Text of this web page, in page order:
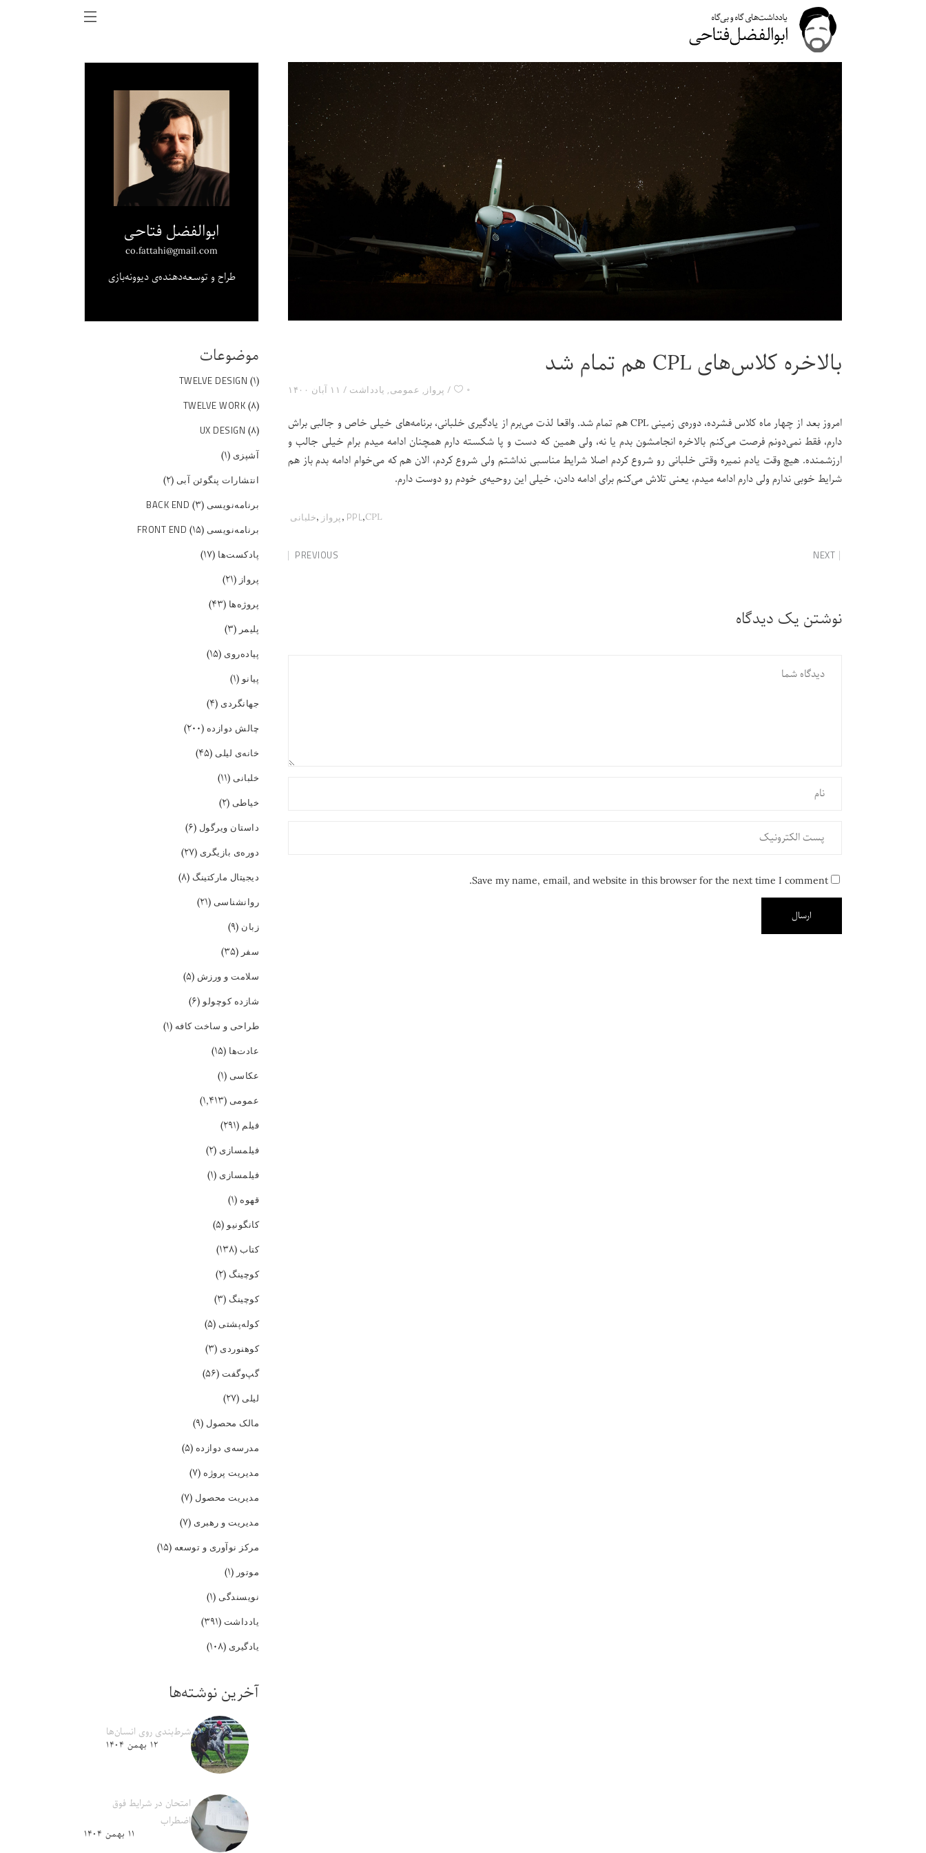
بالاخره کلاس‌های CPL هم تمام شد
۱۱ آبان ۱۴۰۰ پرواز , عمومی, یادداشت ۰
امروز بعد از چهار ماه کلاس فشرده، دوره‌ی زمینی CPL هم تمام شد. واقعا لذت می‌برم از یادگیری خلبانی، برنامه‌های خیلی خاص و جالبی براش
دارم، فقط نمی‌دونم فرصت می‌کنم بالاخره انجامشون بدم یا نه، ولی همین که دست و پا شکسته دارم همچنان ادامه میدم برام خیلی جالب و
ارزشمنده. هیچ وقت یادم نمیره وقتی خلبانی رو شروع کردم اصلا شرایط مناسبی نداشتم ولی شروع کردم، الان هم که می‌خوام ادامه بدم باز هم
شرایط خوبی ندارم ولی دارم ادامه میدم، یعنی تلاش می‌کنم برای ادامه دادن، خیلی این روحیه‌ی خودم رو دوست دارم.
CPL
,
PPL
,پرواز ,خلبانی
PREVIOUS NEXT
نوشتن یک دیدگاه
Save my name, email, and website in this browser for the next time I comment.
ابوالفضل فتاحی
co.fattahi@gmail.com
طراح و توسعه‌دهنده‌ی دیوونه‌بازی
موضوعات
TWELVE DESIGN (۱)
TWELVE WORK (۸)
UX DESIGN (۸)
آشپزی (۱)
انتشارات پنگوئن آبی (۲)
برنامه‌نویسی BACK END (۳)
برنامه‌نویسی FRONT END (۱۵)
پادکست‌ها (۱۷)
پرواز(۲۱)
پروژه‌ها (۴۳)
پلیمر(۳)
پیاده‌روی (۱۵)
پیانو(۱)
جهانگردی (۴)
چالش دوازده (۲۰۰)
خانه‌ی لیلی (۴۵)
خلبانی (۱۱)
خیاطی (۲)
داستان ویرگول (۶)
دوره‌ی بازیگری (۲۷)
دیجیتال مارکتینگ (۸)
روانشناسی (۲۱)
زبان (۹)
سفر(۳۵)
سلامت و ورزش (۵)
شازده کوچولو(۶)
طراحی و ساخت کافه (۱)
عادت‌ها (۱۵)
عکاسی (۱)
عمومی (۱,۴۱۳)
فیلم (۲۹۱)
فیلمسازی (۲)
فیلمسازی (۱)
قهوه (۱)
کانگونیو(۵)
کتاب (۱۳۸)
کوچینگ (۲)
کوچینگ (۳)
کوله‌پشتی (۵)
کوهنوردی (۳)
گپ‌و‌گفت (۵۶)
لیلی (۲۷)
مالک محصول (۹)
مدرسه‌ی دوازده (۵)
مدیریت پروژه (۷)
مدیریت محصول (۷)
مدیریت و رهبری (۷)
مرکز نوآوری و توسعه (۱۵)
موتور(۱)
نویسندگی (۱)
یادداشت (۳۹۱)
یادگیری (۱۰۸)
آخرین نوشته‌ها
شرط‌بندی روی انسان‌ها
۱۲ بهمن ۱۴۰۴
امتحان در شرایط فوق
اضطراب
۱۱ بهمن ۱۴۰۴